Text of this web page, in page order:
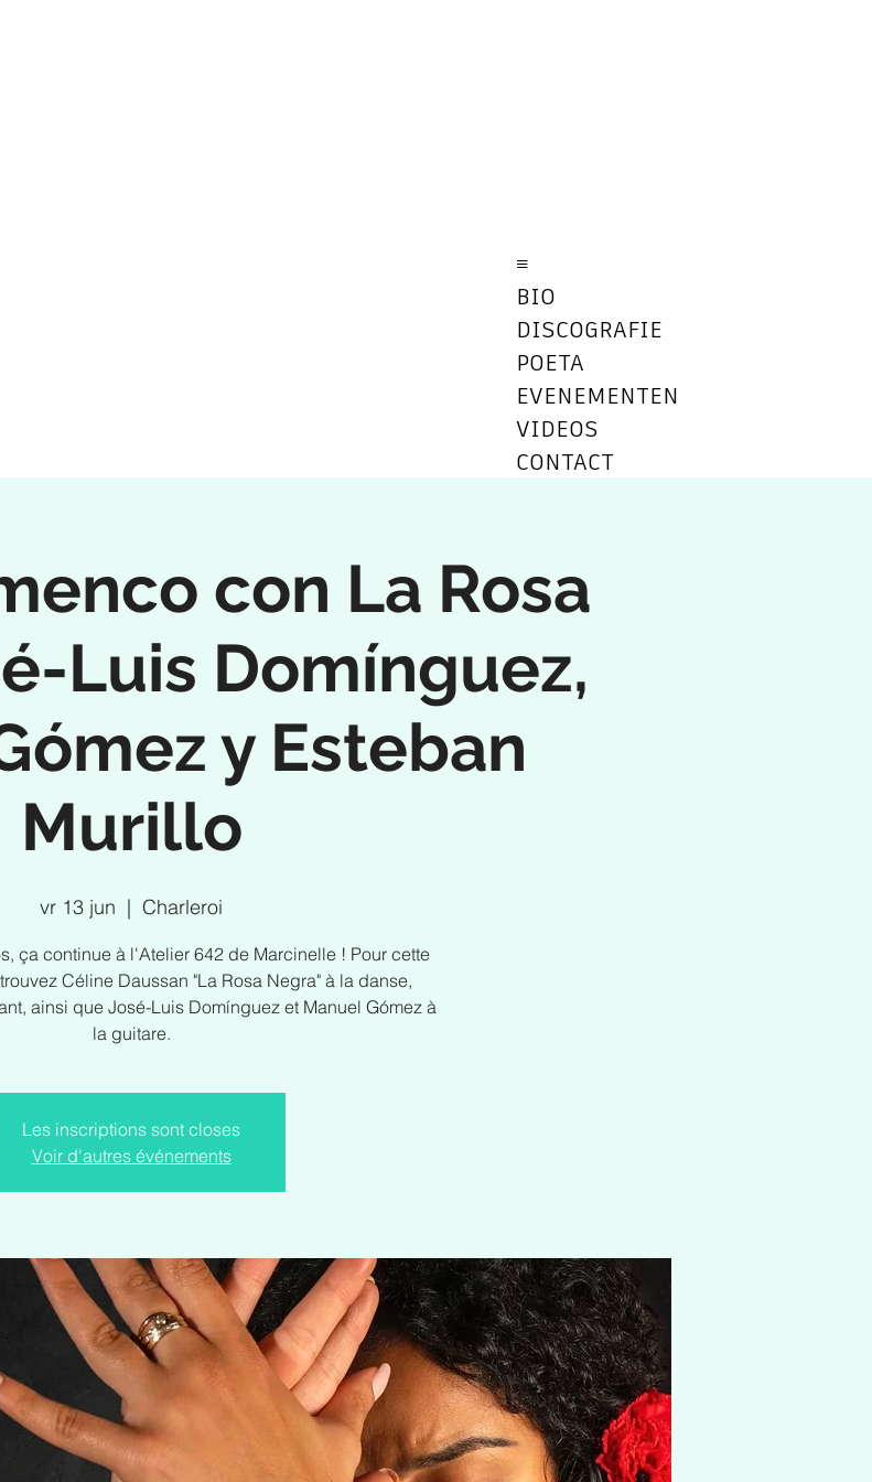
≡
BIO
DISCOGRAFIE
POETA
EVENEMENTEN
VIDEOS
CONTACT
con La Rosa
Luis Domínguez,
y Esteban
Murillo
vr 13 jun
  |
Charleroi
ça continue à l'Atelier 642 de Marcinelle ! Pour cette
Céline Daussan "La Rosa Negra" à la danse,
ainsi que José-Luis Domínguez et Manuel Gómez à
la guitare.
Les inscriptions sont closes
Voir d'autres événements